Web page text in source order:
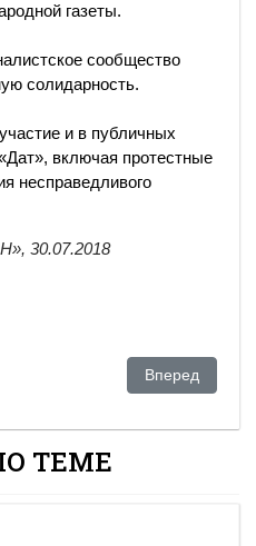
газеты.
сообщество
солидарность.
и в публичных
включая протестные
несправедливого
30.07.2018
Следующий:
Вперед
ТЕМЕ